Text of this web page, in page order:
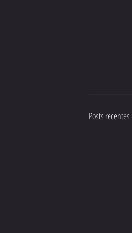
Posts recentes